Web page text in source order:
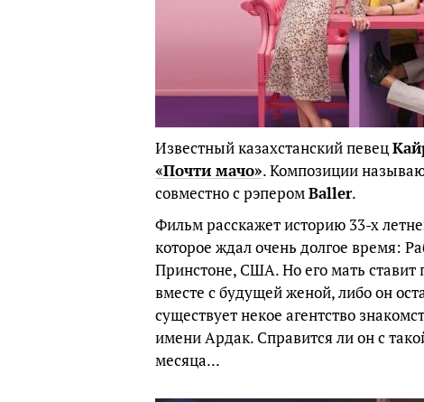
Известный казахстанский певец
«Почти мачо». Композиции
совместно с рэперомBaller.
Фильм расскажет историю 33-х
которое ждал очень долгое время:
Принстоне, США. Но его мать
вместе с будущей женой, либо он
существует некое агентство
имени Ардак. Справится ли он с
месяца...